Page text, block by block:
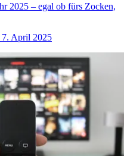
2025 – egal ob fürs Zocken,
7. April 2025